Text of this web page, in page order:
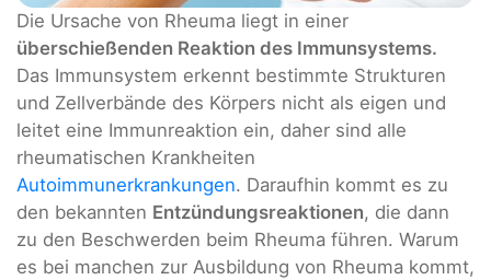
Die Ursache von Rheuma liegt in einer
überschießenden Reaktion des Immunsystems.
Das Immunsystem erkennt bestimmte Strukturen
und Zellverbände des Körpers nicht als eigen und
leitet eine Immunreaktion ein, daher sind alle
rheumatischen Krankheiten
Autoimmunerkrankungen. Daraufhin kommt es zu
den bekannten Entzündungsreaktionen, die dann
zu den Beschwerden beim Rheuma führen. Warum
es bei manchen zur Ausbildung von Rheuma kommt,